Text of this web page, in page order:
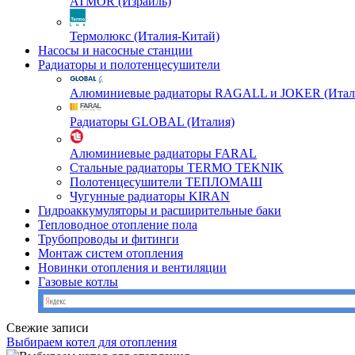
Термолюкс (Италия-Китай)
Насосы и насосные станции
Радиаторы и полотенцесушители
Алюминиевые радиаторы RAGALL и JOKER
Радиаторы GLOBAL (Италия)
Алюминиевые радиаторы FARAL
Стальные радиаторы TERMO TEKNIK
Полотенцесушители ТЕПЛОМАШ
Чугунные радиаторы KIRAN
Гидроаккумуляторы и расширительные баки
Тепловодное отопление пола
Трубопроводы и фитинги
Монтаж систем отопления
Новинки отопления и вентиляции
Газовые котлы
Свежие записи
Выбираем котел для отопления